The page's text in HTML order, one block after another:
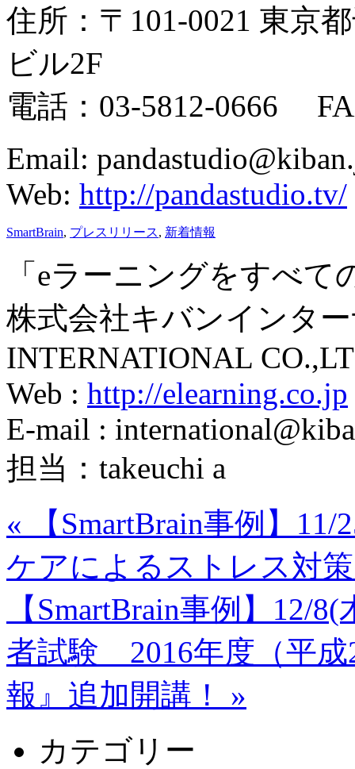
住所：〒101-0021 東京
ビル2F
電話：03-5812-0666
Email:
Web: http://pandastudio.tv/
SmartBrain, プレスリリース, 新着情報
「eラーニングをすべて
株式会社キバンインタ
INTERNATIONAL
Web : http://elearning.co.jp
E-mail :
担当：takeuchi a
« 【SmartBrain事例】
ケアによるストレス対
【SmartBrain事例】12/
者試験 2016年度（平
報』追加開講！ »
カテゴリー